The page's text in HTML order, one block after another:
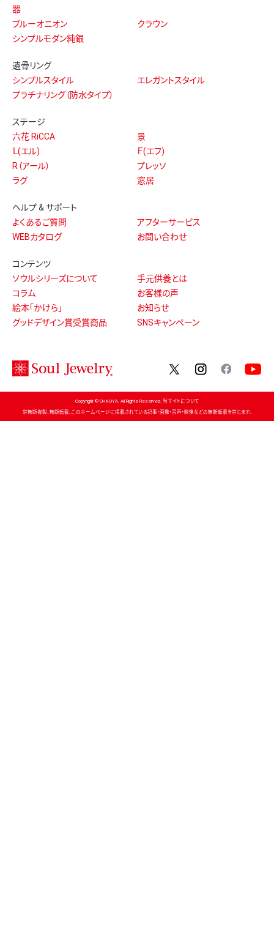
器
ブルーオニオン
クラウン
シンプルモダン純銀
遺骨リング
シンプルスタイル
エレガントスタイル
プラチナリング（防水タイプ）
ステージ
六花 RiCCA
景
Ｌ(エル)
Ｆ(エフ)
R（アール）
プレッソ
ラグ
窓居
ヘルプ & サポート
よくあるご質問
アフターサービス
WEBカタログ
お問い合わせ
コンテンツ
ソウルシリーズについて
手元供養とは
コラム
お客様の声
絵本「かけら」
お知らせ
グッドデザイン賞受賞商品
SNSキャンペーン
twitterinstagram
Copyright © OHNOYA. All Rights Reserved. 当サイトについて
禁無断複製、無断転載、このホームページに掲載されている記事・画像・音声・映像などの無断転載を禁じます。